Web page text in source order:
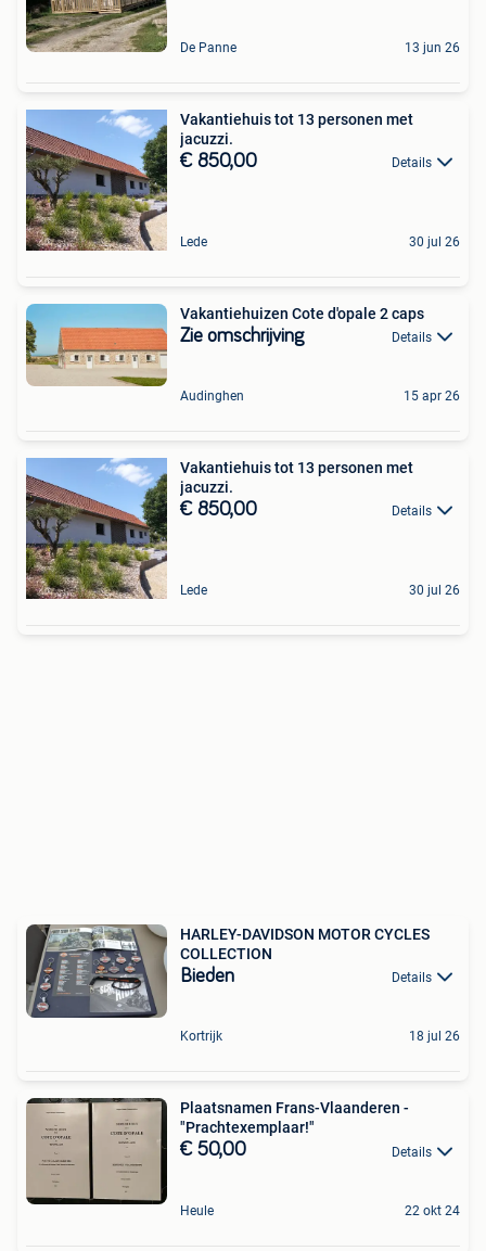
De Panne 13 jun 26
Vakantiehuis tot 13 personen met
jacuzzi.
€ 850,00 Details
Lede 30 jul 26
Vakantiehuizen Cote d'opale 2 caps
Zie omschrijving Details
Audinghen 15 apr 26
Vakantiehuis tot 13 personen met
jacuzzi.
€ 850,00 Details
Lede 30 jul 26
HARLEY-DAVIDSON MOTOR CYCLES
COLLECTION
Bieden Details
Kortrijk 18 jul 26
Plaatsnamen Frans-Vlaanderen -
"Prachtexemplaar!"
€ 50,00 Details
Heule 22 okt 24